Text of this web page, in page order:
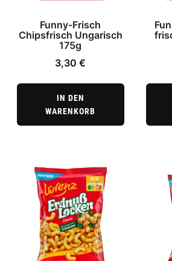
Funny-Frisch
Chipsfrisch Ungarisch
175g
3,30€
IN DEN
WARENKORB